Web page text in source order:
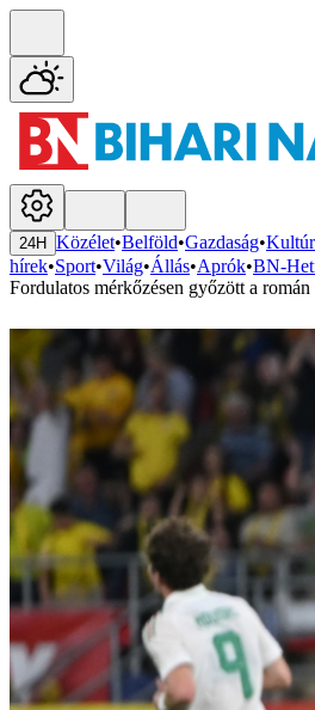
24H Közélet•Belföld•Gazdaság•
hírek•Sport•Világ•Állás•Aprók•BN-
Fordulatos mérkőzésen győzött a